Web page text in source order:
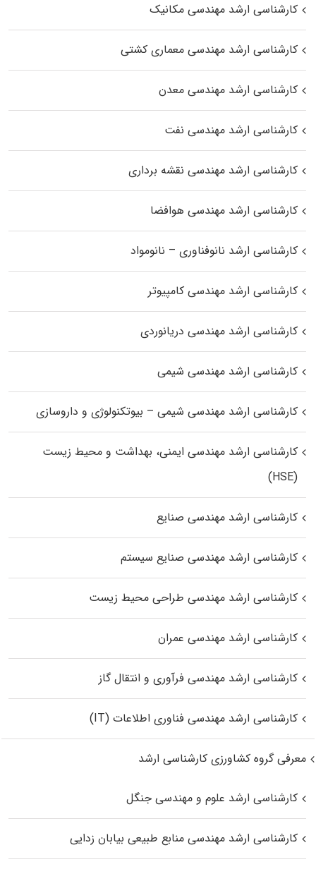
کارشناسی ارشد مهندسی مکانیک
کارشناسی ارشد مهندسی معماری کشتی
کارشناسی ارشد مهندسی معدن
کارشناسی ارشد مهندسی نفت
کارشناسی ارشد مهندسی نقشه برداری
کارشناسی ارشد مهندسی هوافضا
کارشناسی ارشد نانوفناوری – نانومواد
کارشناسی ارشد مهندسی کامپیوتر
کارشناسی ارشد مهندسی دریانوردی
کارشناسی ارشد مهندسی شیمی
کارشناسی ارشد مهندسی شیمی – بیوتکنولوژی و داروسازی
کارشناسی ارشد مهندسی ایمنی، بهداشت و محیط زیست
(HSE)
کارشناسی ارشد مهندسی صنایع
کارشناسی ارشد مهندسی صنایع سیستم
کارشناسی ارشد مهندسی طراحی محیط زیست
کارشناسی ارشد مهندسی عمران
کارشناسی ارشد مهندسی فرآوری و انتقال گاز
کارشناسی ارشد مهندسی فناوری اطلاعات (IT)
معرفی گروه کشاورزی کارشناسی ارشد
کارشناسی ارشد علوم و مهندسی جنگل
کارشناسی ارشد مهندسی منابع طبیعی بیابان زدایی